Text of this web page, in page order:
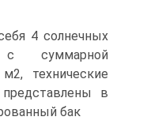
4 солнечных
с суммарной
технические
в
бак